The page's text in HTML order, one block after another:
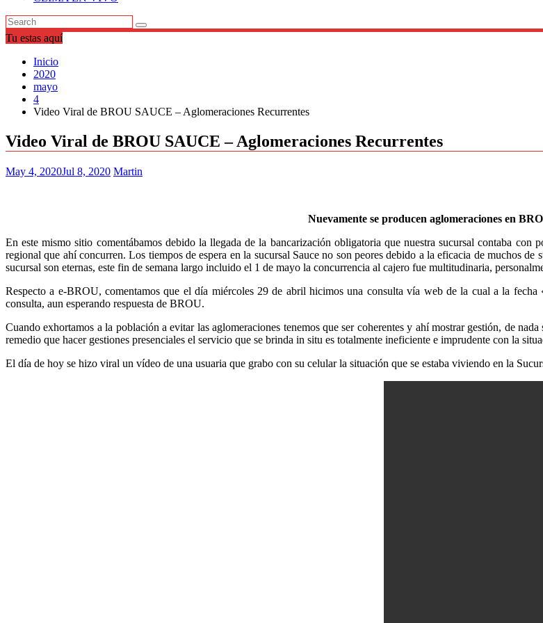
Tu estas aquí
Inicio
2020
mayo
4
Video Viral de BROU SAUCE – Aglomeraciones Recurrentes
Video Viral de BROU SAUCE – Aglomeraciones Recurrentes
May 4, 2020Jul 8, 2020 Martin
Nuevamente se producen aglomeraciones en
En este mismo sitio comentábamos debido la llegada de la bancarización obligatoria que nuestra sucursal contaba
regional que ahí concurren. Los tiempos de espera en la sucursal Sauce no son peores debido a la eficacia de muchos
sucursal son eternas, este fin de semana largo incluido el 1 de mayo la concurrencia al cajero fue multitudinaria,
Respecto a e-BROU, comentamos que el día miércoles 29 de abril hicimos una consulta vía web de la cual a la
consulta, aun esperando respuesta de BROU.
Cuando exhortamos a la población a evitar las aglomeraciones tenemos que ser coherentes y ahí mostrar gestión, de
remedio que hacer gestiones presenciales el servicio que se brinda in situ es totalmente ineficiente e imprudente con la
El día de hoy se hizo viral un vídeo de una usuaria que grabo con su celular la situación que se estaba viviendo en la